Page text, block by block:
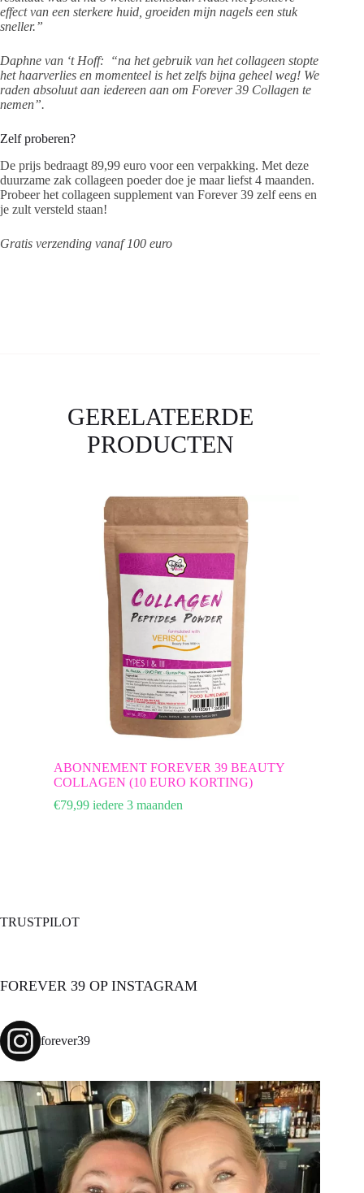
effect van een sterkere huid, groeiden mijn nagels een stuk
sneller.”
Daphne van ‘t Hoff: “na het gebruik van het collageen stopte
het haarverlies en momenteel is het zelfs bijna geheel weg! We
raden absoluut aan iedereen aan om Forever 39 Collagen te
nemen”.
Zelf proberen?
De prijs bedraagt 89,99 euro voor een verpakking. Met deze
duurzame zak collageen poeder doe je maar liefst 4 maanden.
Probeer het collageen supplement van Forever 39 zelf eens en
je zult versteld staan!
Gratis verzending vanaf 100 euro
GERELATEERDE
PRODUCTEN
ABONNEMENT FOREVER 39 BEAUTY
COLLAGEN (10 EURO KORTING)
€79,99 iedere 3 maanden
TRUSTPILOT
FOREVER 39 OP INSTAGRAM
forever39